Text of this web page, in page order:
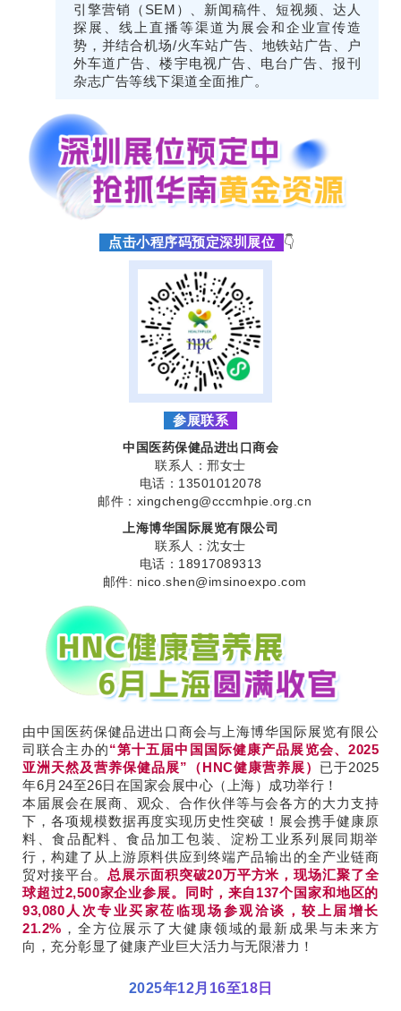
引擎营销（SEM）、新闻稿件、短视频、达人
探展、线上直播等渠道为展会和企业宣传造
势，并结合机场/火车站广告、地铁站广告、户
外车道广告、楼宇电视广告、电台广告、报刊
杂志广告等线下渠道全面推广。
点击小程序码预定深圳展位 👇
参展联系
中国医药保健品进出口商会
联系人：邢女士
电话：13501012078
邮件：xingcheng@cccmhpie.org.cn
上海博华国际展览有限公司
联系人：沈女士
电话：18917089313
邮件: nico.shen@imsinoexpo.com
由中国医药保健品进出口商会与上海博华国际展览有限公
司联合主办的“第十五届中国国际健康产品展览会、2025
亚洲天然及营养保健品展”（HNC健康营养展） 已于2025
年6月24至26日在国家会展中心（上海）成功举行！
本届展会在展商、观众、合作伙伴等与会各方的大力支持
下，各项规模数据再度实现历史性突破！展会携手健康原
料、食品配料、食品加工包装、淀粉工业系列展同期举
行，构建了从上游原料供应到终端产品输出的全产业链商
贸对接平台。总展示面积突破20万平方米，现场汇聚了全
球超过2,500家企业参展。同时，来自137个国家和地区的
93,080人次专业买家莅临现场参观洽谈，较上届增长
21.2% ，全方位展示了大健康领域的最新成果与未来方
向，充分彰显了健康产业巨大活力与无限潜力！
2025年12月16至18日